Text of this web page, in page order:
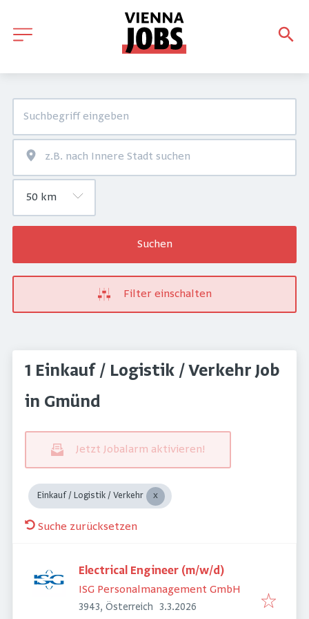
Suchen
Filter einschalten
1 Einkauf / Logistik / Verkehr Job
in Gmünd
Jetzt Jobalarm aktivieren!
Einkauf / Logistik / Verkehr
Suche zurücksetzen
Electrical Engineer (m/w/d)
ISG Personalmanagement GmbH
3943, Österreich Veröffentlicht
3.3.2026